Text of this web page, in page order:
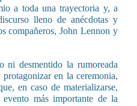
a toda una trayectoria y, a
lleno de anécdotas y
compañeros, John Lennon y
ni desmentido la rumoreada
en la ceremonia,
en caso de materializarse,
más importante de la